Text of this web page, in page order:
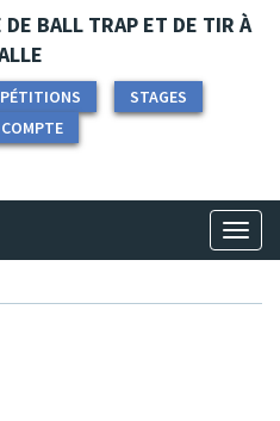
DE BALL TRAP ET DE TIR À
STAGES